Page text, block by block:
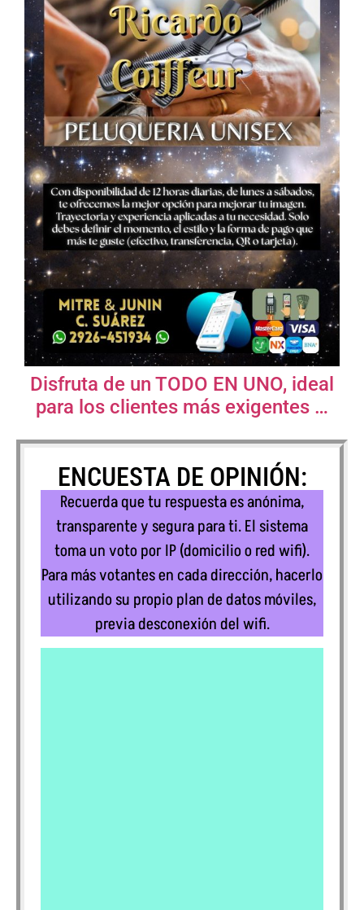
Disfruta de un TODO EN UNO, ideal
para los clientes más exigentes …
ENCUESTA DE OPINIÓN:
Recuerda que tu respuesta es anónima,
transparente y segura para ti. El sistema
toma un voto por IP (domicilio o red wifi).
Para más votantes en cada dirección, hacerlo
utilizando su propio plan de datos móviles,
previa desconexión del wifi.